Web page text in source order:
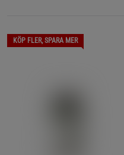
KÖP FLER, SPARA MER